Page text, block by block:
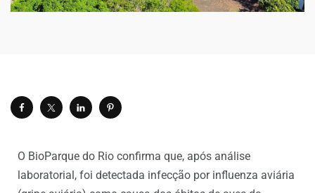
O BioParque do Rio confirma que, após análise
laboratorial, foi detectada infecção por influenza aviária